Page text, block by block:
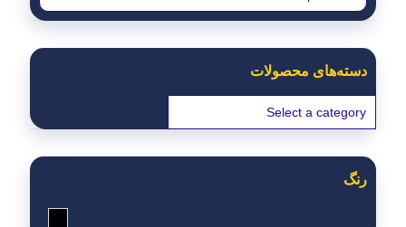
دسته‌های محصولات
رنگ